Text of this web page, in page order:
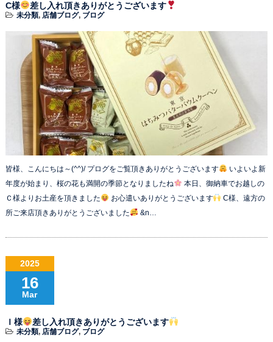
C様 差し入れ頂きありがとうございます
未分類, 店舗ブログ, ブログ
皆様、こんにちは～(^^)/ プログをご覧頂きありがとうございます
いよいよ新
年度が始まり、桜の花も満開の季節となりましたね
本日、御納車でお越しの
Ｃ様よりお土産を頂きました
お心遣いありがとうございます
C様、遠方の
所ご来店頂きありがとうございました
&n…
2025
16
Mar
Ｉ様 差し入れ頂きありがとうございます
未分類, 店舗ブログ, ブログ